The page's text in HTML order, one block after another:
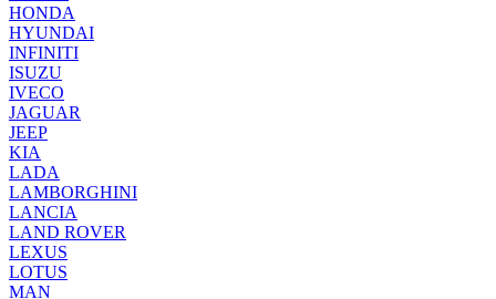
HONDA
HYUNDAI
INFINITI
ISUZU
IVECO
JAGUAR
JEEP
KIA
LADA
LAMBORGHINI
LANCIA
LAND ROVER
LEXUS
LOTUS
MAN